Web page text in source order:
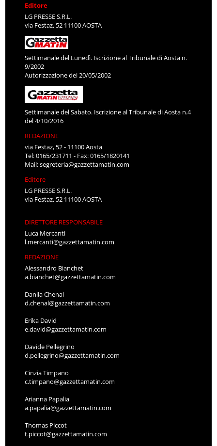
Editore
LG PRESSE S.R.L.
via Festaz, 52 11100 AOSTA
Settimanale del Lunedì. Iscrizione al Tribunale di Aosta n.
9/2002
Autorizzazione del 20/05/2002
Settimanale del Sabato. Iscrizione al Tribunale di Aosta n.4
del 4/10/2016
REDAZIONE
via Festaz, 52 - 11100 Aosta
Tel: 0165/231711 - Fax: 0165/1820141
Mail:segreteria@gazzettamatin.com
Editore
LG PRESSE S.R.L.
via Festaz, 52 11100 AOSTA
DIRETTORE RESPONSABILE
Luca Mercanti
l.mercanti@gazzettamatin.com
REDAZIONE
Alessandro Bianchet
a.bianchet@gazzettamatin.com
Danila Chenal
d.chenal@gazzettamatin.com
Erika David
e.david@gazzettamatin.com
Davide Pellegrino
d.pellegrino@gazzettamatin.com
Cinzia Timpano
c.timpano@gazzettamatin.com
Arianna Papalia
a.papalia@gazzettamatin.com
Thomas Piccot
t.piccot@gazzettamatin.com